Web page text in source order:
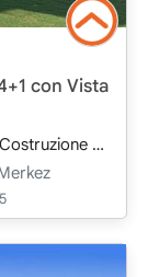
con Vista